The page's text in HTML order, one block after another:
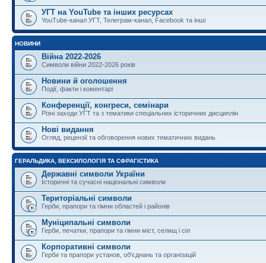
УГТ на YouTube та інших ресурсах
YouTube-канал УГТ, Телеграм-канал, Facebook та інші
НОВИНИ
Війна 2022-2026
Символи війни 2022-2026 років
Новини й оголошення
Події, факти і коментарі
Конференції, конгреси, семінари
Різні заходи УГТ та з тематики спеціальних історичних дисциплін
Нові видання
Огляд, рецензії та обговорення нових тематичних видань
ГЕРАЛЬДИКА, ВЕКСИЛОЛОГІЯ ТА СФРАГІСТИКА
Державні символи України
Історичні та сучасні національні символи
Територіальні символи
Герби, прапори та гімни областей і районів
Муніципальні символи
Герби, печатки, прапори та гімни міст, селищ і сіл
Корпоративні символи
Герби та прапори установ, об'єднань та організацій